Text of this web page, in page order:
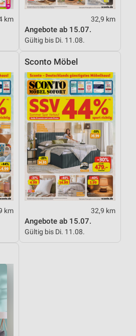
km 32,9 km
Angebote ab 15.07.
Gültig bis Di. 11.08.
km
Sconto Möbel
32,9 km
Angebote ab 15.07.
Gültig bis Di. 11.08.